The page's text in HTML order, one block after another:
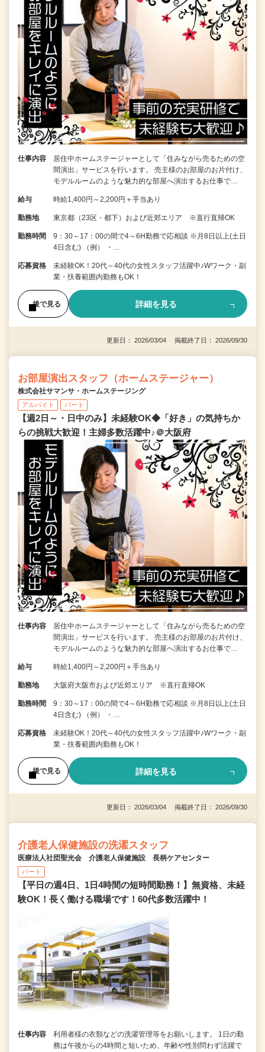
仕事内容
居住中ホームステージャーとして「住みながら売るための空
間演出」サービスを行います。 売主様のお部屋のお片付け、
モデルルームのような魅力的な部屋へ演出するお仕事で…
給与 時給1,400円～2,200円＋手当あり
勤務地 東京都（23区・都下）および近郊エリア ※直行直帰OK
勤務時間
9：30～17：00の間で4～6H勤務で応相談 ※月8日以上(土日
4日含む) （例） ・…
応募資格
未経験OK！20代～40代の女性スタッフ活躍中♪Wワーク・副
業・扶養範囲内勤務もOK！
後で見る 詳細を見る
更新日： 2026/03/04 掲載終了日： 2026/09/30
お部屋演出スタッフ（ホームステージャー）
株式会社サマンサ・ホームステージング
アルバイト パート
【週2日～・日中のみ】未経験OK◆「好き」の気持ちか
らの挑戦大歓迎！主婦多数活躍中♪＠大阪府
仕事内容
居住中ホームステージャーとして「住みながら売るための空
間演出」サービスを行います。 売主様のお部屋のお片付け、
モデルルームのような魅力的な部屋へ演出するお仕事で…
給与 時給1,400円～2,200円＋手当あり
勤務地 大阪府大阪市および近郊エリア ※直行直帰OK
勤務時間
9：30～17：00の間で4～6H勤務で応相談 ※月8日以上(土日
4日含む) （例） ・…
応募資格
未経験OK！20代～40代の女性スタッフ活躍中♪Wワーク・副
業・扶養範囲内勤務もOK！
後で見る 詳細を見る
更新日： 2026/03/04 掲載終了日： 2026/09/30
介護老人保健施設の洗濯スタッフ
医療法人社団聖光会 介護老人保健施設 長柄ケアセンター
パート
【平日の週4日、1日4時間の短時間勤務！】無資格、未経
験OK！長く働ける職場です！60代多数活躍中！
仕事内容
利用者様の衣類などの洗濯管理等をお願いします。 1日の勤
務は午後からの4時間と短いため、年齢や性別問わず活躍で